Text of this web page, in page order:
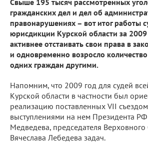
гражданских дел и дел об
правонарушениях – вот итог работы
юрисдикции Курской области за 2009
активнее отстаивать свои права в
и одновременно возросло
одних граждан другими.
Напомним, что 2009 год для судей
Курской области в частности был
реализацию поставленных VII
выступлениями на нем Президента
Медведева, председателя Верховного
Вячеслава Лебедева задач.